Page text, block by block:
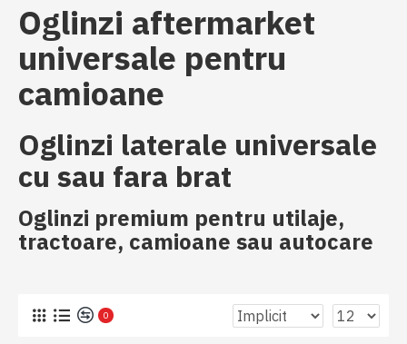
Oglinzi aftermarket
universale pentru
camioane
Oglinzi laterale universale
cu sau fara brat
Oglinzi premium pentru utilaje,
tractoare, camioane sau autocare
0